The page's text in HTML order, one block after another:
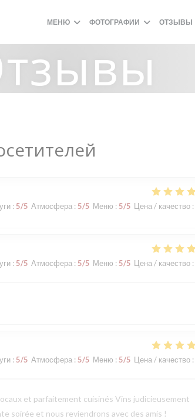
МЕНЮ ФОТОГРАФИИ ОТЗЫВЫ
: 5/5 Атмосфера : 5/5 Меню : 5/5 Цена / качество:
: 5/5 Атмосфера : 5/5 Меню : 5/5 Цена / качество:
: 5/5 Атмосфера : 5/5 Меню : 5/5 Цена / качество:
et parfaitement cuisinés Vins judicieusement
soirée et nous reviendrons avec des amis !